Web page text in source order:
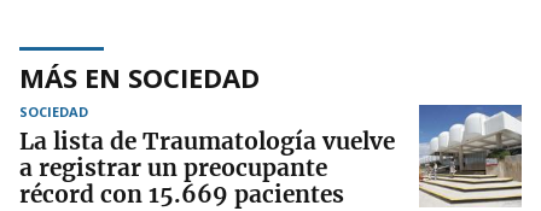
MÁS EN SOCIEDAD
SOCIEDAD
La lista de Traumatología vuelve
a registrar un preocupante
récord con 15.669 pacientes